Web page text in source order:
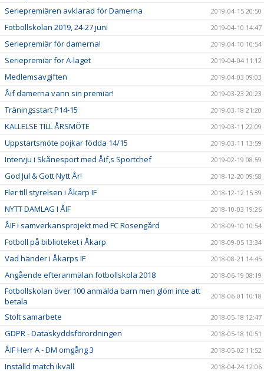
Seriepremiären avklarad för Damerna 2019-04-15 20:50
Fotbollskolan 2019, 24-27 juni 2019-04-10 14:47
Seriepremiär för damerna! 2019-04-10 10:54
Seriepremiär för A-laget 2019-04-04 11:12
Medlemsavgiften 2019-04-03 09:03
Åif damerna vann sin premiär! 2019-03-23 20:23
Träningsstart P14-15 2019-03-18 21:20
KALLELSE TILL ÅRSMÖTE 2019-03-11 22:09
Uppstartsmöte pojkar födda 14/15 2019-03-11 13:59
Intervju i Skånesport med Åif,s Sportchef 2019-02-19 08:59
God Jul & Gott Nytt År! 2018-12-20 09:58
Fler till styrelsen i Åkarp IF 2018-12-12 15:39
NYTT DAMLAG I ÅIF 2018-10-03 19:26
ÅIF i samverkansprojekt med FC Rosengård 2018-09-10 10:54
Fotboll på biblioteket i Åkarp 2018-09-05 13:34
Vad händer i Åkarps IF 2018-08-21 14:45
Angående efteranmälan fotbollskola 2018 2018-06-19 08:19
Fotbollskolan över 100 anmälda barn men glöm inte att
betala
2018-06-01 10:18
Stolt samarbete 2018-05-18 12:47
GDPR - Dataskyddsförordningen 2018-05-18 10:51
ÅIF Herr A - DM omgång 3 2018-05-02 11:52
Inställd match ikväll 2018-04-24 12:06